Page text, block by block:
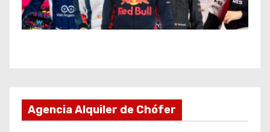
Agencia Alquiler de Chófer